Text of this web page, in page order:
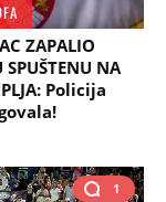
ZAPALIO
SPUŠTENU NA
Policija
1